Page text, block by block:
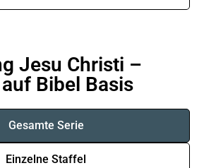
Jesu Christi –
Bibel Basis
Gesamte Serie
Einzelne Staffel